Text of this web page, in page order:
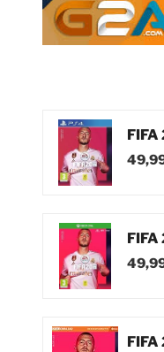
FIFA
FIFA